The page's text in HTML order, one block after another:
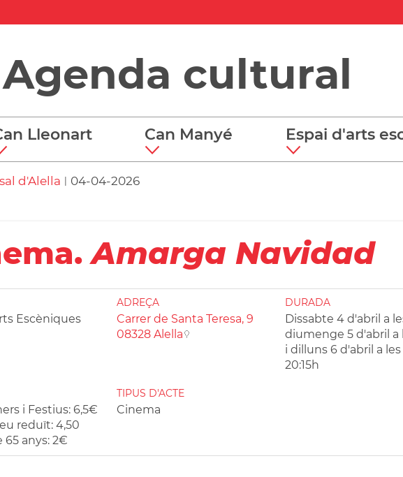
Agenda cultural
Lleonart Can Manyé Espai d'arts
d'Alella | 04-04-2026
Amarga Navidad
Escèniques
ADREÇA
Carrer de Santa Teresa, 9
08328 Alella
DURADA
Dissabte 4 d'abril a
diumenge 5 d'abril a
i dilluns 6 d'abril a les
20:15h
i Festius: 6,5€
reduït: 4,50
65 anys: 2€
TIPUS D'ACTE
Cinema